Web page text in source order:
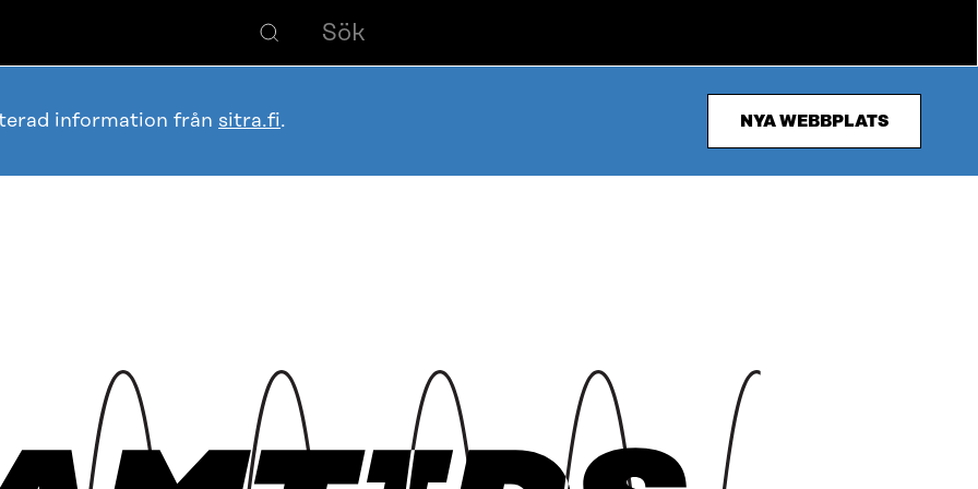
information från sitra.fi. NYA WEBBPLATS